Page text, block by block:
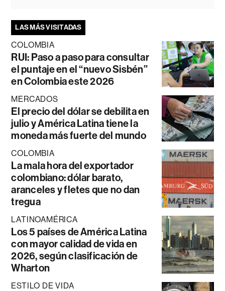
LAS MÁS VISITADAS
COLOMBIA
RUI: Paso a paso para consultar
el puntaje en el “nuevo Sisbén”
en Colombia este 2026
MERCADOS
El precio del dólar se debilita en
julio y América Latina tiene la
moneda más fuerte del mundo
COLOMBIA
La mala hora del exportador
colombiano: dólar barato,
aranceles y fletes que no dan
tregua
LATINOAMÉRICA
Los 5 países de América Latina
con mayor calidad de vida en
2026, según clasificación de
Wharton
ESTILO DE VIDA